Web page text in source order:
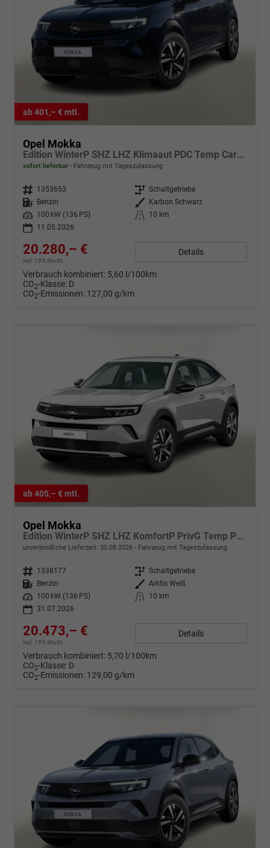
ab 401,– € mtl.
Opel Mokka
Edition WinterP SHZ LHZ Klimaaut PDC Temp CarPlay
sofort lieferbar Fahrzeug mit Tageszulassung
Fahrzeugnr. 1353653 Getriebe Schaltgetriebe
Kraftstoff
Benzin Außenfarbe
Karbon Schwarz
Leistung
100 kW (136 PS) Kilometerstand
10 km
11.05.2026
20.280,– €
incl. 19% MwSt.
Details
Verbrauch kombiniert: 5,60 l/100km
CO2-Klasse: D
CO2-Emissionen: 127,00 g/km
ab 405,– € mtl.
Opel Mokka
Edition WinterP SHZ LHZ KomfortP PrivG Temp PDC
unverbindliche Lieferzeit: 30.08.2026 Fahrzeug mit Tageszulassung
Fahrzeugnr. 1338177 Getriebe Schaltgetriebe
Kraftstoff
Benzin Außenfarbe Arktis Weiß
Leistung
100 kW (136 PS) Kilometerstand
10 km
31.07.2026
20.473,– €
incl. 19% MwSt.
Details
Verbrauch kombiniert: 5,70 l/100km
CO2-Klasse: D
CO2-Emissionen: 129,00 g/km